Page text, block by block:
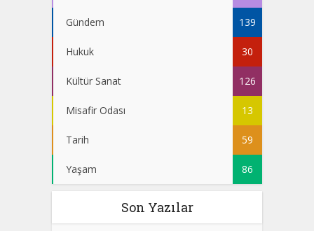
Gündem 139
Hukuk 30
Kültür Sanat 126
Misafir Odası 13
Tarih 59
Yaşam 86
Son Yazılar